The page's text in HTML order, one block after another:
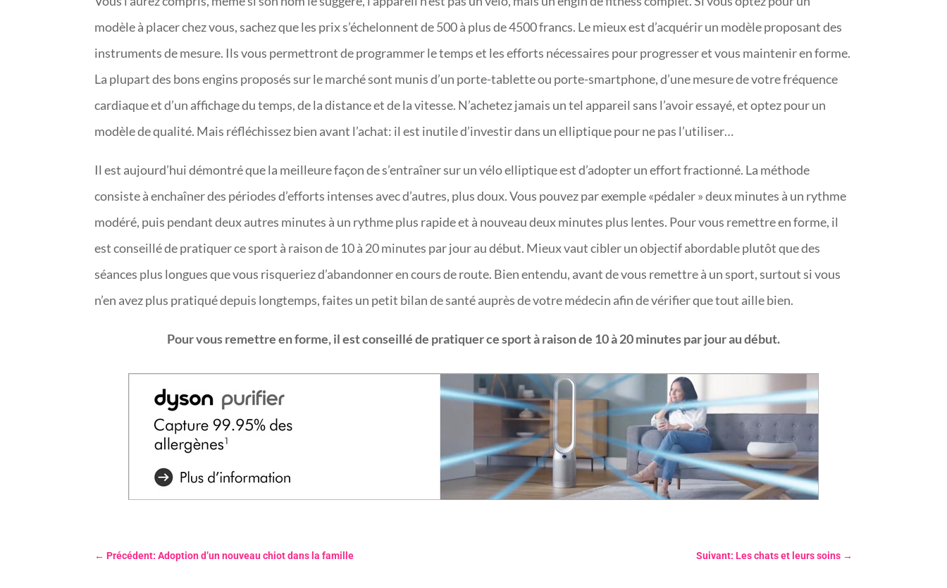
modèle à placer chez vous, sachez que les prix s’échelonnent de 500 à plus de 4500 francs. Le mieux est d’acquérir un modèle proposant des
instruments de mesure. Ils vous permettront de programmer le temps et les efforts nécessaires pour progresser et vous maintenir en forme.
La plupart des bons engins proposés sur le marché sont munis d’un porte-tablette ou porte-smartphone, d’une mesure de votre fréquence
cardiaque et d’un affichage du temps, de la distance et de la vitesse. N’achetez jamais un tel appareil sans l’avoir essayé, et optez pour un
modèle de qualité. Mais réfléchissez bien avant l’achat: il est inutile d’investir dans un elliptique pour ne pas l’utiliser…
Il est aujourd’hui démontré que la meilleure façon de s’entraîner sur un vélo elliptique est d’adopter un effort fractionné. La méthode
consiste à enchaîner des périodes d’efforts intenses avec d’autres, plus doux. Vous pouvez par exemple «pédaler » deux minutes à un rythme
modéré, puis pendant deux autres minutes à un rythme plus rapide et à nouveau deux minutes plus lentes. Pour vous remettre en forme, il
est conseillé de pratiquer ce sport à raison de 10 à 20 minutes par jour au début. Mieux vaut cibler un objectif abordable plutôt que des
séances plus longues que vous risqueriez d’abandonner en cours de route. Bien entendu, avant de vous remettre à un sport, surtout si vous
n’en avez plus pratiqué depuis longtemps, faites un petit bilan de santé auprès de votre médecin afin de vérifier que tout aille bien.
Pour vous remettre en forme, il est conseillé de pratiquer ce sport à raison de 10 à 20 minutes par jour au début.
←Précédent: Adoption d’un nouveau chiot dans la famille Suivant: Les chats et leurs soins→